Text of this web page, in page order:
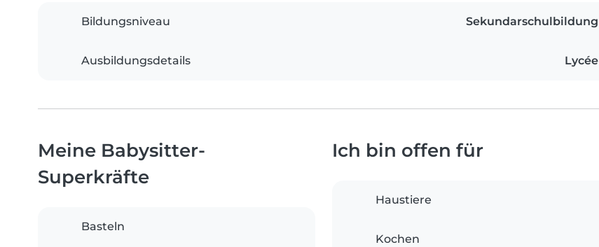
Bildungsniveau Sekundarschulbildung
Ausbildungsdetails Lycée
Meine Babysitter-
Superkräfte
Basteln
Ich bin offen für
Haustiere
Kochen